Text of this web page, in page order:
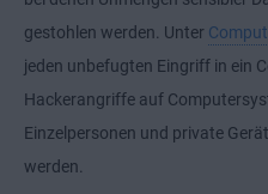
gestohlen werden. Unter
jeden unbefugten Eingriff in ein
Hackerangriffe auf
Einzelpersonen und private
werden.